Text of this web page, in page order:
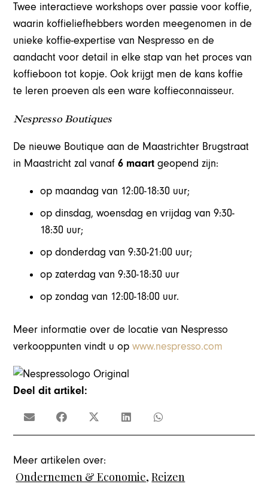
Twee interactieve workshops over passie voor koffie,
waarin koffieliefhebbers worden meegenomen in de
unieke koffie-expertise van Nespresso en de
aandacht voor detail in elke stap van het proces van
koffieboon tot kopje. Ook krijgt men de kans koffie
te leren proeven als een ware koffieconnaisseur.
Nespresso Boutiques
De nieuwe Boutique aan de Maastrichter Brugstraat
in Maastricht zal vanaf6 maart geopend zijn:
op maandag van 12:00-18:30 uur;
op dinsdag, woensdag en vrijdag van 9:30-
18:30 uur;
op donderdag van 9:30-21:00 uur;
op zaterdag van 9:30-18:30 uur
op zondag van 12:00-18:00 uur.
Meer informatie over de locatie van Nespresso
verkooppunten vindt u opwww.nespresso.com
Deel dit artikel:
Meer artikelen over:
Ondernemen & Economie,Reizen